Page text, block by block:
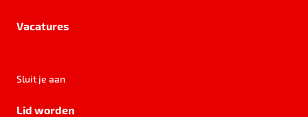
Vacatures
Sluit je aan
Lid worden